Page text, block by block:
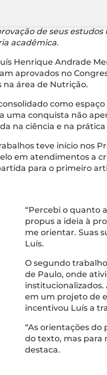
de seus
acadêmica.
Henrique Andrade
aprovados no
área de Nutrição.
consolidado como
uma conquista não
na ciência e na
teve início nos
em atendimentos a
para o primeiro
“Percebi o quanto
propus a ideia à
me orientar. Suas
Luís.
O segundo
de Paulo, onde
em um projeto de
incentivou Luís a
“As orientações
do texto, mas
destaca.